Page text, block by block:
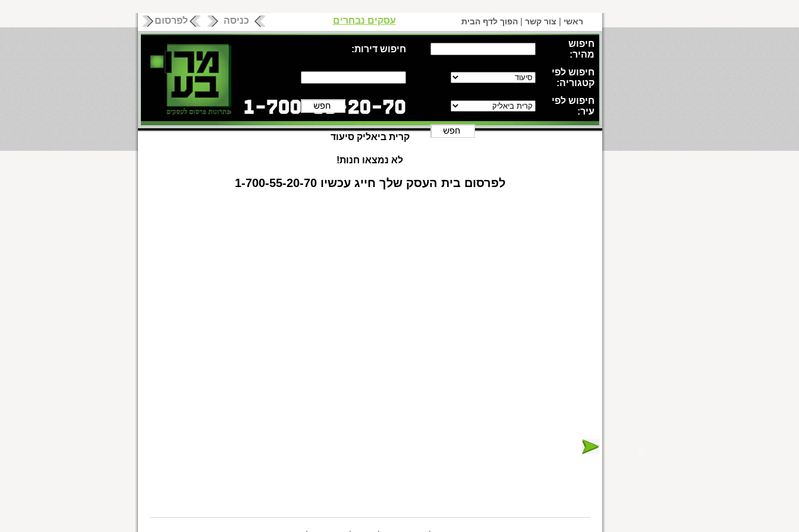
ראשי | צור קשר | הפוך לדף הבית לפרסום כניסה עסקים נבחרים
חיפוש
מהיר:
חיפוש דירות:
חיפוש לפי
קטגוריה:
חיפוש לפי
עיר:
קרית ביאליק סיעוד
לא נמצאו חנות!
לפרסום בית העסק שלך חייג עכשיו 1-700-55-20-70